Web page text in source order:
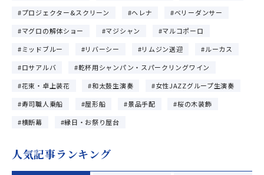
プロジェクター&スクリーン
ヘレナ
ベリーダンサー
マグロの解体ショー
マジシャン
マルコポーロ
ミッドブルー
リバーシー リムジン送迎
ルーカス
ロサアルバ
乾杯用シャンパン・スパークリングワイン
花束・卓上装花
和太鼓生演奏
女性JAZZグループ生演奏
寿司職人乗船
屋形船 景品手配
桜の木装飾
横断幕
縁日・お祭り屋台
人気記事ランキング